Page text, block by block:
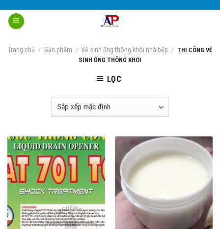
content
Trang chủ / Sản phẩm / Vệ sinh ống thông khói nhà bếp / THI CÔNG VỆ
SINH ỐNG THÔNG KHÓI
LỌC